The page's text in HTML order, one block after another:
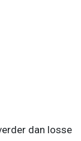
dan losse